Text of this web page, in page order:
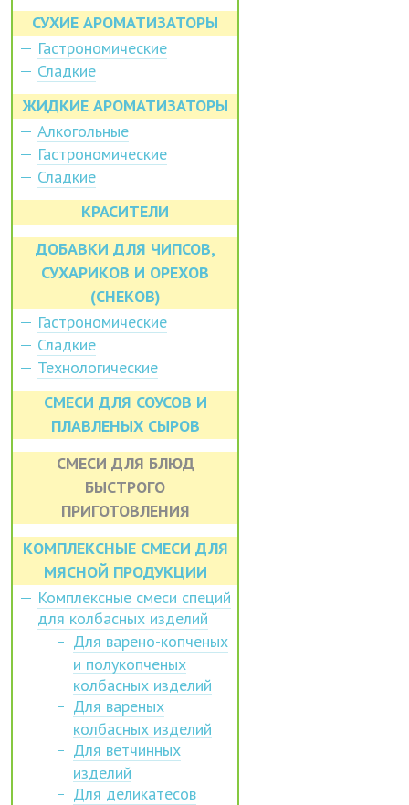
СУХИЕ АРОМАТИЗАТОРЫ
Гастрономические
Сладкие
ЖИДКИЕ АРОМАТИЗАТОРЫ
Алкогольные
Гастрономические
Сладкие
КРАСИТЕЛИ
ДОБАВКИ ДЛЯ ЧИПСОВ,
СУХАРИКОВ И ОРЕХОВ
(СНЕКОВ)
Гастрономические
Сладкие
Технологические
СМЕСИ ДЛЯ СОУСОВ И
ПЛАВЛЕНЫХ СЫРОВ
СМЕСИ ДЛЯ БЛЮД
БЫСТРОГО
ПРИГОТОВЛЕНИЯ
КОМПЛЕКСНЫЕ СМЕСИ ДЛЯ
МЯСНОЙ ПРОДУКЦИИ
Комплексные смеси специй
для колбасных изделий
Для варено-копченых
и полукопченых
колбасных изделий
Для вареных
колбасных изделий
Для ветчинных
изделий
Для деликатесов